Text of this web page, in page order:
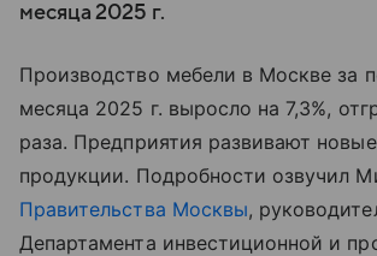
месяца 2025 г.
Производство мебели в Москве за
месяца 2025 г. выросло на 7,3%,
раза. Предприятия развивают
продукции. Подробности озвучил
Правительства Москвы,
Департамента инвестиционной и